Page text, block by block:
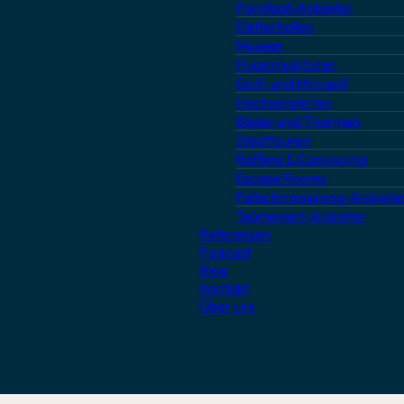
Paintball-Anbieter
Kletterhallen
Museen
Flugsimulatoren
Golf- und Minigolf
Hochseilgärten
Bäder und Thermen
Stadttouren
Rafting & Canyoning
Escape Rooms
Fallschirmsprung-
Teamevent-Anbieter
Referenzen
Podcast
Blog
Kontakt
Über uns